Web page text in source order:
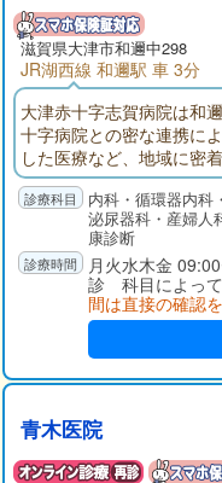
滋賀県大津市和邇中298
JR湖西線 和邇駅 車 3分
大津赤十字志賀病院は和
十字病院との密な連携に
した医療など、地域に密
た、地域の皆さんの健康
を推し進め、早期治療に
包括ケア病床を設けるこ
た生涯医療と生涯看護の
内科・循環器内科
泌尿器科・産婦人
康診断
月火水木金
診 科目によっ
間は直接の確認
青木医院